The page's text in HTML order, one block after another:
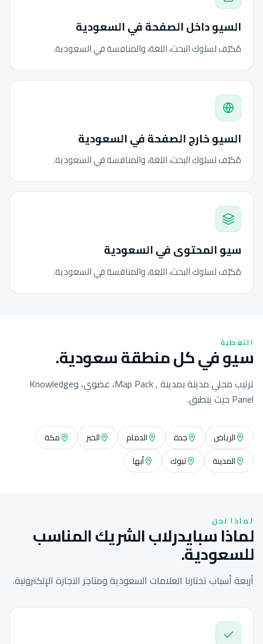
السيو داخل الصفحة في السعودية
مُكيّف لسلوك البحث، اللغة، والمنافسة في السعودية.
السيو خارج الصفحة في السعودية
مُكيّف لسلوك البحث، اللغة، والمنافسة في السعودية.
سيو المحتوى في السعودية
مُكيّف لسلوك البحث، اللغة، والمنافسة في السعودية.
التغطية
سيو في كل منطقة سعودية.
ترتيب محلي مدينة بمدينة , Map Pack، عضوي، وKnowledge
Panel حيث ينطبق.
الرياض جدة الدمام الخبر
مكة
المدينة
تبوك أبها
لماذا نحن
لماذا سبايدرلاب الشريك المناسب
للسعودية.
أربعة أسباب تختارنا العلامات السعودية ومتاجر التجارة الإلكترونية.